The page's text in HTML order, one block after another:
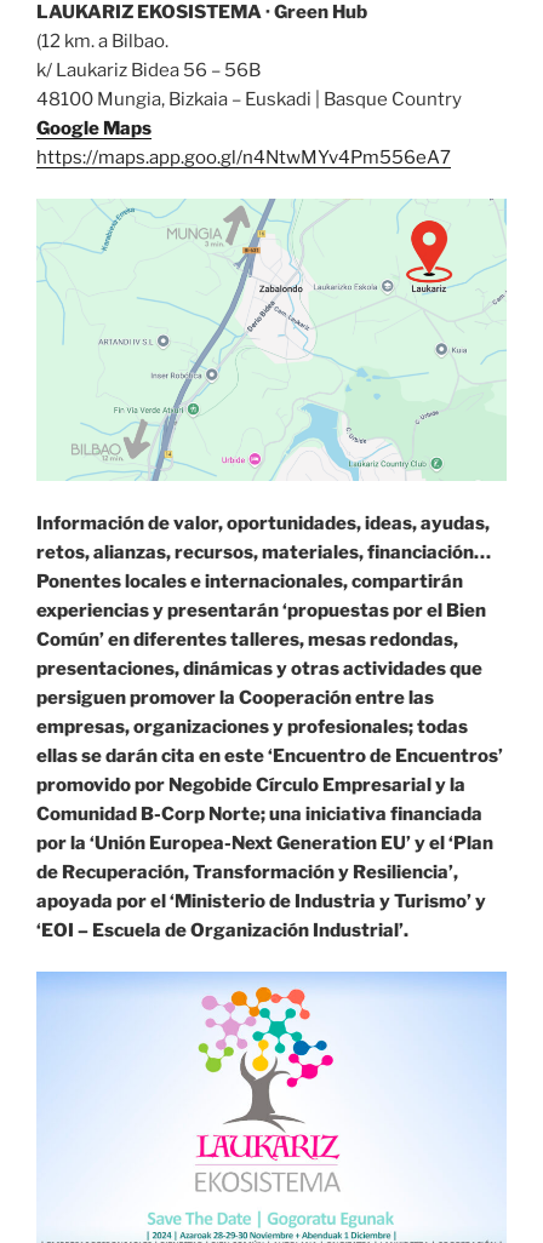
LAUKARIZ EKOSISTEMA · Green Hub
(12 km. a Bilbao.
k/ Laukariz Bidea 56 – 56B
48100 Mungia, Bizkaia – Euskadi | Basque Country
Google Maps
https://maps.app.goo.gl/n4NtwMYv4Pm556eA7
Información de valor, oportunidades, ideas, ayudas,
retos, alianzas, recursos, materiales, financiación…
Ponentes locales e internacionales, compartirán
experiencias y presentarán ‘propuestas por el Bien
Común’ en diferentes talleres, mesas redondas,
presentaciones, dinámicas y otras actividades que
persiguen promover la Cooperación entre las
empresas, organizaciones y profesionales; todas
ellas se darán cita en este ‘Encuentro de Encuentros’
promovido por Negobide Círculo Empresarial y la
Comunidad B-Corp Norte; una iniciativa financiada
por la ‘Unión Europea-Next Generation EU’ y el ‘Plan
de Recuperación, Transformación y Resiliencia’,
apoyada por el ‘Ministerio de Industria y Turismo’ y
‘EOI – Escuela de Organización Industrial’.